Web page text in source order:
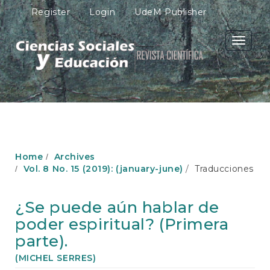
M
a
i
n
N
a
v
i
g
n
n
C
o
n
t
Register Login UdeM Publisher
Toggle
Home
Archives
Vol. 8 No. 15 (2019): (january-june)
Traducciones
¿Se puede aún hablar de
poder espiritual? (Primera
parte).
(MICHEL SERRES)